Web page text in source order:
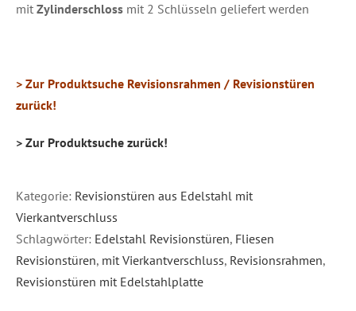
mit Zylinderschloss mit 2 Schlüsseln geliefert werden
> Zur Produktsuche Revisionsrahmen / Revisionstüren
zurück!
> Zur Produktsuche zurück!
Kategorie: Revisionstüren aus Edelstahl mit
Vierkantverschluss
Schlagwörter: Edelstahl Revisionstüren, Fliesen
Revisionstüren, mit Vierkantverschluss, Revisionsrahmen,
Revisionstüren mit Edelstahlplatte